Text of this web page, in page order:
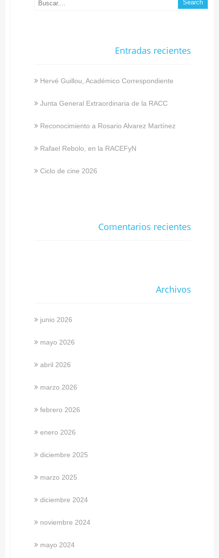
Entradas recientes
Hervé Guillou, Académico Correspondiente
Junta General Extraordinaria de la RACC
Reconocimiento a Rosario Alvarez Martínez
Rafael Rebolo, en la RACEFyN
Ciclo de cine 2026
Comentarios recientes
Archivos
junio 2026
mayo 2026
abril 2026
marzo 2026
febrero 2026
enero 2026
diciembre 2025
marzo 2025
diciembre 2024
noviembre 2024
mayo 2024